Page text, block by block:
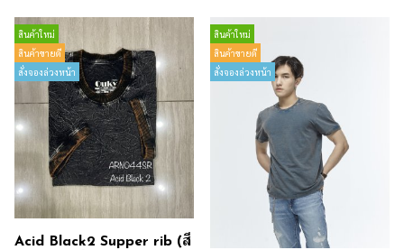
สินค้าใหม่
สินค้าขายดี
สั่งจองล่วงหน้า
Acid Black2 Supper rib (สี
สินค้าใหม่
สินค้าขายดี
สั่งจองล่วงหน้า